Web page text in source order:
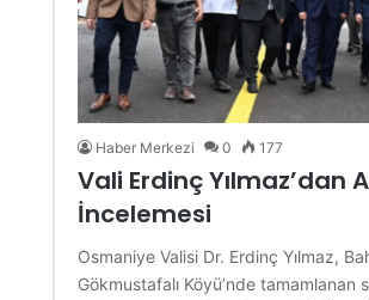
Haber Merkezi 0 177
Vali Erdinç Yılmaz’dan
İncelemesi
Osmaniye Valisi Dr. Erdinç Yılmaz,
Gökmustafalı Köyü’nde tamamlanan